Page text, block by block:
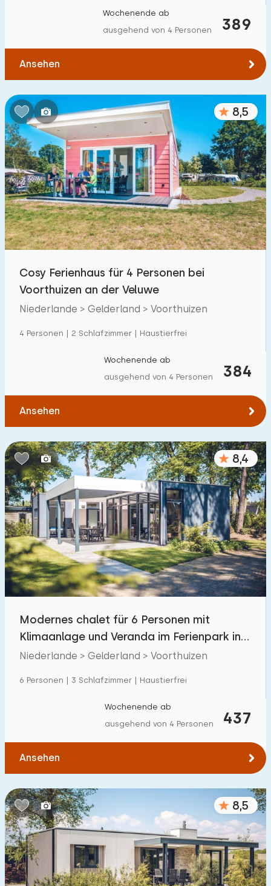
389
Wochenende ab
ausgehend von 4 Personen
Ansehen
8,5
Cosy Ferienhaus für 4 Personen bei
Voorthuizen an der Veluwe
Niederlande > Gelderland > Voorthuizen
4 Personen | 2 Schlafzimmer | Haustierfrei
384
Wochenende ab
ausgehend von 4 Personen
Ansehen
8,4
Modernes chalet für 6 Personen mit
Klimaanlage und Veranda im Ferienpark in
Voorthuizen
Niederlande > Gelderland > Voorthuizen
6 Personen | 3 Schlafzimmer | Haustierfrei
437
Wochenende ab
ausgehend von 4 Personen
Ansehen
8,5